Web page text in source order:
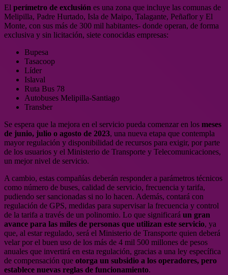
El perímetro de exclusión es una zona que incluye las comunas de
Melipilla, Padre Hurtado, Isla de Maipo, Talagante, Peñaflor y El
Monte, con sus más de 300 mil habitantes- donde operan, de forma
exclusiva y sin licitación, siete conocidas empresas:
Bupesa
Tasacoop
Líder
Islaval
Ruta Bus 78
Autobuses Melipilla-Santiago
Transber
Se espera que la mejora en el servicio pueda comenzar en los meses
de junio, julio o agosto de 2023, una nueva etapa que contempla
mayor regulación y disponibilidad de recursos para exigir, por parte
de los usuarios y el Ministerio de Transporte y Telecomunicaciones,
un mejor nivel de servicio.
A cambio, estas compañías deberán responder a parámetros técnicos
como número de buses, calidad de servicio, frecuencia y tarifa,
pudiendo ser sancionadas si no lo hacen. Además, contará con
regulación de GPS, medidas para supervisar la frecuencia y control
de la tarifa a través de un polinomio. Lo que significará un gran
avance para las miles de personas que utilizan este servicio, ya
que, al estar regulado, será el Ministerio de Transporte quien deberá
velar por el buen uso de los más de 4 mil 500 millones de pesos
anuales que invertirá en esta regulación, gracias a una ley específica
de compensación que otorga un subsidio a los operadores, pero
establece nuevas reglas de funcionamiento.